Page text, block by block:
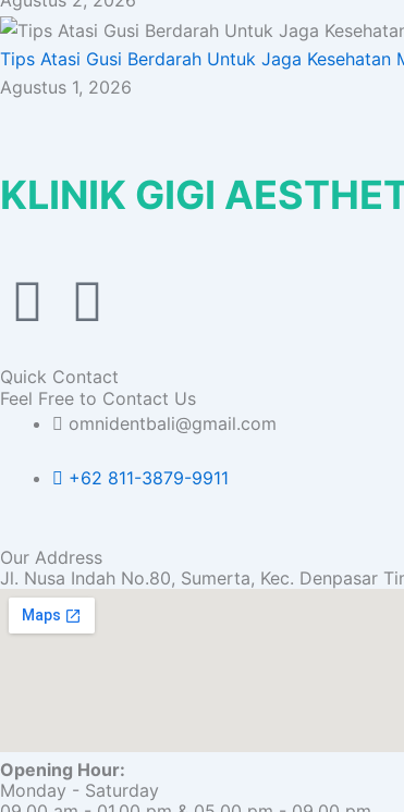
Tips Atasi Gusi Berdarah Untuk Jaga Kesehatan
Agustus 1, 2026
KLINIK GIGI
F
a
c
e
o
o
I
n
s
t
g
r
m
Quick Contact
Feel Free to Contact Us
omnidentbali@gmail.com
+62 811-3879-9911
Our Address
Jl. Nusa Indah No.80, Sumerta, Kec. Denpasar
Opening Hour:
Monday - Saturday